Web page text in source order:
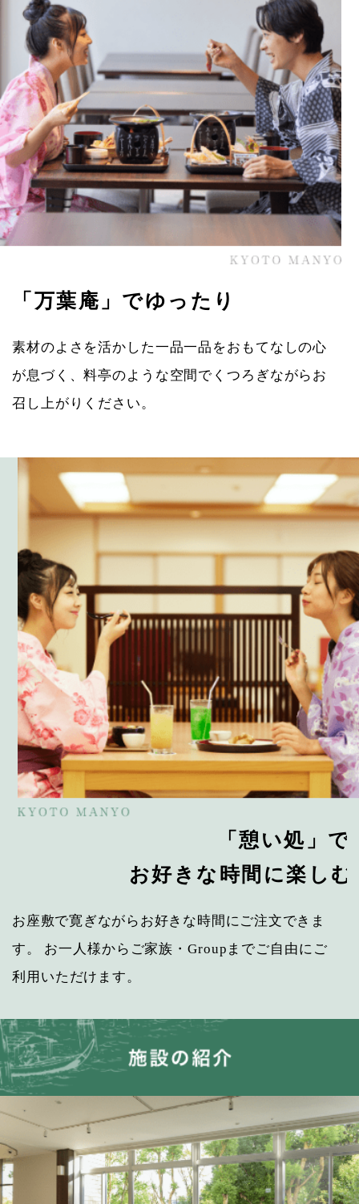
「万葉庵」でゆったり
素材のよさを活かした一品一品をおもてなしの心
が息づく、料亭のような空間でくつろぎながらお
召し上がりください。
「憩い処」で
お好きな時間に楽しむ
お座敷で寛ぎながらお好きな時間にご注文できま
す。
お一人様からご家族・Groupまでご自由にご
利用いただけます。